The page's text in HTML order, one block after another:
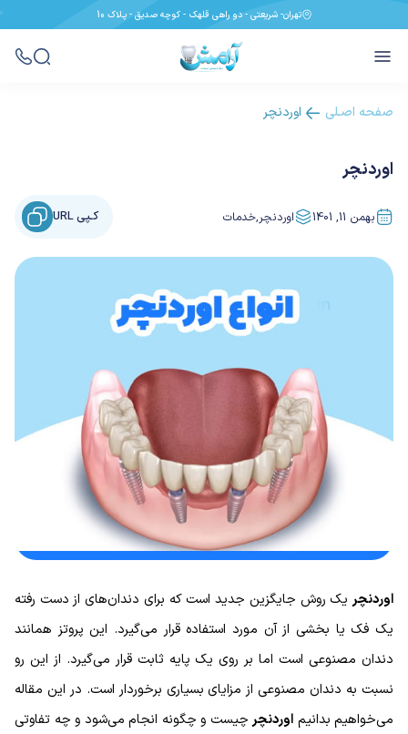
تهران- شریعتی - دو راهی قلهک - کوچه صدیق - پـلاک 10
صفحه اصـلی اوردنچر
اوردنچر
بهمن 11, 1401 اوردنچر,خدمات کـپی URL
اوردنچر یک روش جایگزین جدید است که برای دندان‌های از دست رفته
یک فک یا بخشی از آن مورد استفاده قرار می‌گیرد. این پروتز همانند
دندان مصنوعی است اما بر روی یک پایه ثابت قرار می‌گیرد. از این رو
نسبت به دندان مصنوعی از مزایای بسیاری برخوردار است. در این مقاله
می‌خواهیم بدانیم اوردنچر چیست و چگونه انجام می‌شود و چه تفاوتی